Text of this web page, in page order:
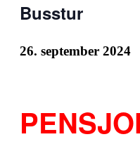
Busstur
26. september 2024